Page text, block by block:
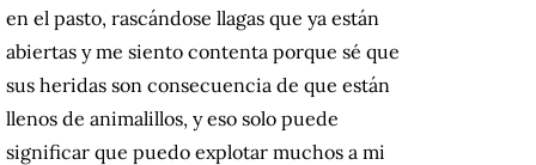
en el pasto, rascándose llagas que ya están
abiertas y me siento contenta porque sé que
sus heridas son consecuencia de que están
llenos de animalillos, y eso solo puede
significar que puedo explotar muchos a mi